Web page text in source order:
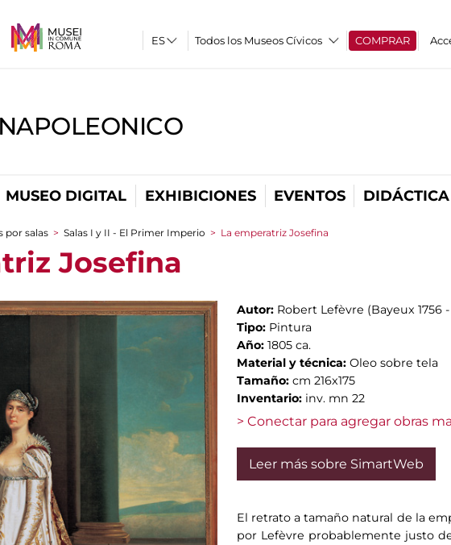
Todos los Museos Cívicos COMPRAR
MUSEO DIGITAL EXHIBICIONES EVENTOS DIDÁCTICA
por salas > Salas I y II - El Primer Imperio > La emperatriz Josefina
Josefina
Autor: Robert Lefèvre (Bayeux 1756
Tipo: Pintura
Año: 1805 ca.
Material y técnica: Oleo sobre tela
Tamaño: cm 216x175
Inventario: inv. mn 22
> Conectar para agregar obras
Leer más sobre SimartWeb
El retrato a tamaño natural de la
por Lefèvre probablemente justo